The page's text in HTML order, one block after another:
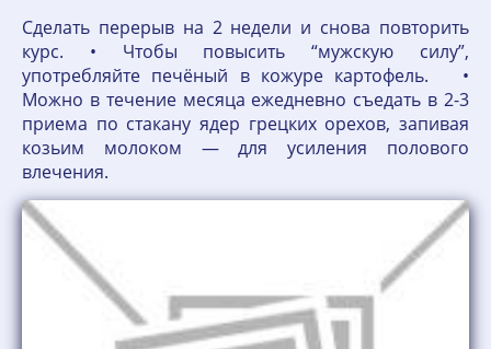
Сделать перерыв на 2 недели и снова повторить
курс. • Чтобы повысить “мужскую силу”,
употребляйте печёный в кожуре картофель. •
Можно в течение месяца ежедневно съедать в 2-3
приема по стакану ядер грецких орехов, запивая
козьим молоком — для усиления полового
влечения.